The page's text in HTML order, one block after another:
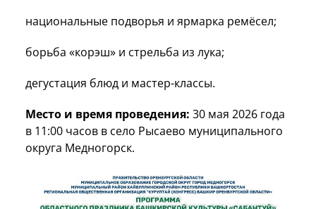
национальные подворья и ярмарка ремёсел;
борьба «корэш» и стрельба из лука;
дегустация блюд и мастер-классы.
Место и время проведения: 30 мая 2026 года
в 11:00 часов в село Рысаево муниципального
округа Медногорск.